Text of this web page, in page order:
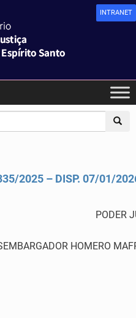
INTRANET
2025 – DISP. 07/01/
PODER
HOMERO